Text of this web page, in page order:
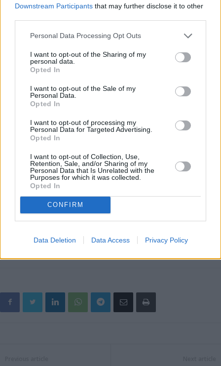
Downstream Participants that may further disclose it to other
Personal Data Processing Opt Outs
I want to opt-out of the Sharing of my
personal data.
Opted In
I want to opt-out of the Sale of my
Personal Data.
Opted In
I want to opt-out of processing my
Personal Data for Targeted Advertising.
Opted In
I want to opt-out of Collection, Use,
Retention, Sale, and/or Sharing of my
Personal Data that Is Unrelated with the
Purposes for which it was collected.
Opted In
CONFIRM
Data Deletion Data Access Privacy Policy
+38,6% su quello estero).
consumo.
Con riferimento al comparto manufatturiero, si evidenziano
“L’indice destagionalizzato del fatturato dell’industria diminuisce a
maggio, interrompendo la dinamica positiva in atto dalla fine dello
scorso anno. La variazione dei tre mesi più recenti su quelli
immediatamente precedenti indica comunque una crescita
mercato interno, mentre si evidenzia un lieve incremento su
quello estero. Tra i principali settori di attività la diminuzione su
base mensile riguarda solamente il comparto dei beni strumentali
– commenta l’Istat -. Nel confronto tendenziale su dati corretti
per giorni lavorativi, l’incremento è diffuso a tutti i principali
raggruppamenti di industrie, in ragione dei livelli di attività
particolarmente bassi dello scorso anno”.